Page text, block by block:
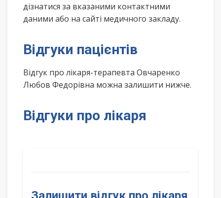
дізнатися за вказаними контактними
даними або на сайті медичного закладу.
Відгуки пацієнтів
Відгук про лікаря-терапевта Овчаренко
Любов Федорівна можна залишити нижче.
Відгуки про лікаря